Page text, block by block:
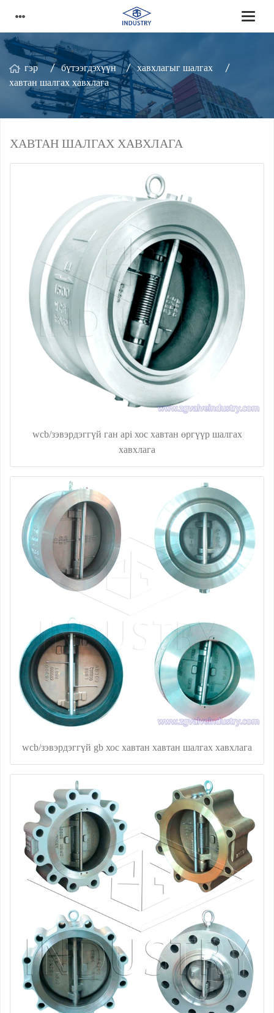
гэр бүтээгдэхүүн
хавхлагыг шалгах
хавтан шалгах хавхлага
ХАВТАН ШАЛГАХ ХАВХЛАГА
wcb/зэвэрдэггүй ган api хос хавтан өргүүр шалгах
хавхлага
wcb/зэвэрдэггүй gb хос хавтан хавтан шалгах хавхлага